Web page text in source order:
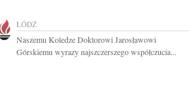
ŁÓDŹ
Naszemu Koledze Doktorowi Jarosławowi
Górskiemu wyrazy najszczerszego współczucia...